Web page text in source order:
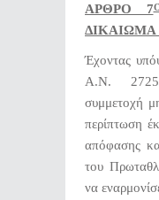
ΑΡΘΡΟ 7
Έχοντας
Α.Ν. 2725/
συμμετοχή
περίπτωση
απόφασης
του
να